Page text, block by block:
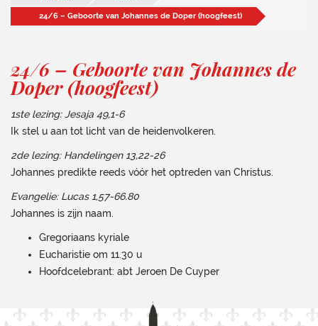
24/6 – Geboorte van Johannes de Doper (hoogfeest)
24/6 – Geboorte van Johannes de
Doper (hoogfeest)
1ste lezing: Jesaja 49,1-6
Ik stel u aan tot licht van de heidenvolkeren.
2de lezing: Handelingen 13,22-26
Johannes predikte reeds vóór het optreden van Christus.
Evangelie: Lucas 1,57-66.80
Johannes is zijn naam.
Gregoriaans kyriale
Eucharistie om 11.30 u
Hoofdcelebrant: abt Jeroen De Cuyper